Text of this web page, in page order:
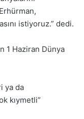
istiyoruz.” dedi.
1 Haziran Dünya
ya da
kıymetli”